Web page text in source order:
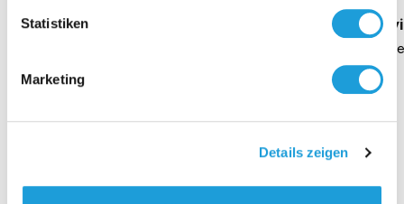
Statistiken
Marketing
Details zeigen
Geschäftsführung Heike Dirmeier